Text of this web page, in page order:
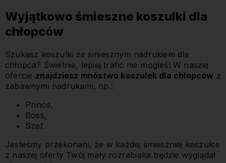
Wyjątkowo śmieszne koszulki dla
chłopców
Szukasz koszulki ze śmiesznym nadrukiem dla
chłopca? Świetnie, lepiej trafić nie mogłeś! W naszej
ofercie znajdziesz mnóstwo koszulek dla chłopców z
zabawnymi nadrukami, np.:
Prince,
Boss,
Szef.
Jesteśmy przekonani, że w każdej śmieszniej koszulce
z naszej oferty Twój mały rozrabiaka będzie wyglądał